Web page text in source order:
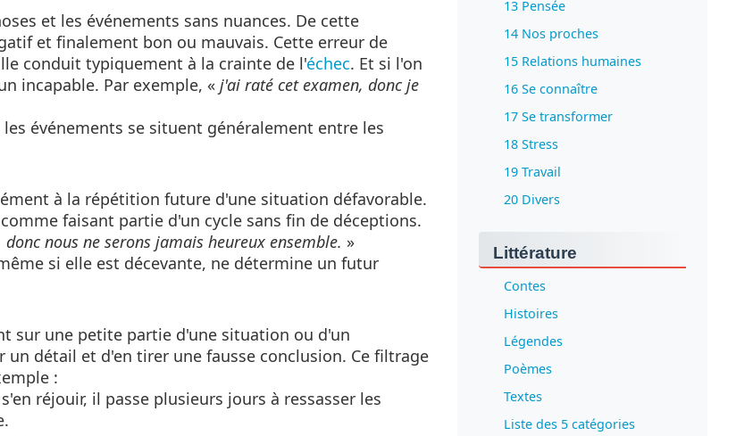
et les événements sans nuances. De cette
et finalement bon ou mauvais. Cette erreur de
conduit typiquement à la crainte de l'échec. Et si l'on
incapable. Par exemple, « j'ai raté cet examen, donc je
événements se situent généralement entre les
à la répétition future d'une situation défavorable.
faisant partie d'un cycle sans fin de déceptions.
nous ne serons jamais heureux ensemble. »
si elle est décevante, ne détermine un futur
sur une petite partie d'une situation ou d'un
détail et d'en tirer une fausse conclusion. Ce filtrage
:
réjouir, il passe plusieurs jours à ressasser les
13 Pensée
14 Nos proches
15 Relations humaines
16 Se connaître
17 Se transformer
18 Stress
19 Travail
20 Divers
Littérature
Contes
Histoires
Légendes
Poèmes
Textes
Liste des 5 catégories